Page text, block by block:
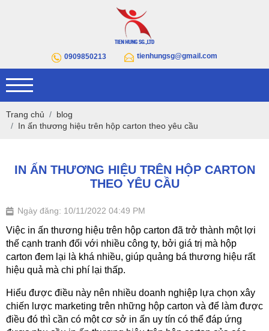
0909850213 tienhungsg@gmail.com
Trang chủ
blog
In ấn thương hiệu trên hộp carton theo yêu cầu
IN ẤN THƯƠNG HIỆU TRÊN HỘP CARTON
THEO YÊU CẦU
Ngày đăng: 10/11/2022 04:49 PM
Việc in ấn thương hiệu trên hộp carton đã trở thành một lợi
thế cạnh tranh đối với nhiều công ty, bởi giá trị mà hộp
carton đem lại là khá nhiều, giúp quảng bá thương hiệu rất
hiệu quả mà chi phí lại thấp.
Hiểu được điều này nên nhiều doanh nghiệp lựa chọn xây
chiến lược marketing trên những hộp carton và để làm được
điều đó thì cần có một cơ sở in ấn uy tín có thể đáp ứng